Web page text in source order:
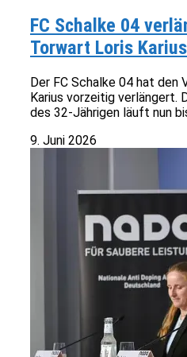
FC Schalke 04
Torwart Loris
Der FC Schalke 04 hat den
Karius vorzeitig verlängert.
des 32-Jährigen läuft nun
9. Juni 2026